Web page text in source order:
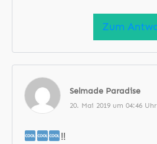
Zum
Selmade Paradise
20. Mai 2019 um 04:46 Uhr
!!